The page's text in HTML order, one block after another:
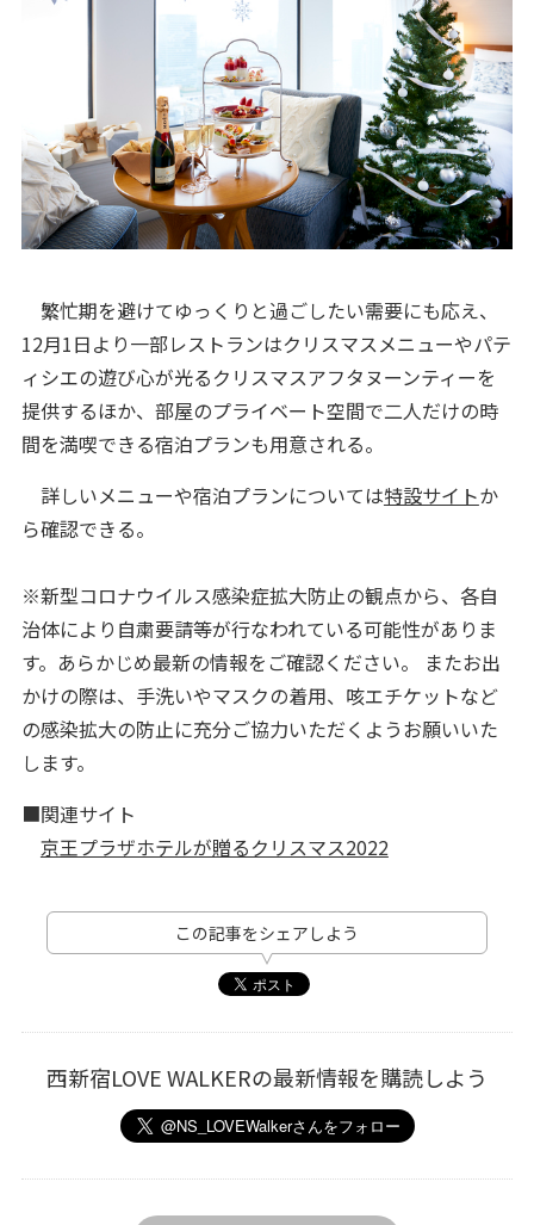
繁忙期を避けてゆっくりと過ごしたい需要にも応え、
12月1日より一部レストランはクリスマスメニューやパテ
ィシエの遊び心が光るクリスマスアフタヌーンティーを
提供するほか、部屋のプライベート空間で二人だけの時
間を満喫できる宿泊プランも用意される。
詳しいメニューや宿泊プランについては特設サイトか
ら確認できる。
※新型コロナウイルス感染症拡大防止の観点から、各自
治体により自粛要請等が行なわれている可能性がありま
す。あらかじめ最新の情報をご確認ください。 またお出
かけの際は、手洗いやマスクの着用、咳エチケットなど
の感染拡大の防止に充分ご協力いただくようお願いいた
します。
■関連サイト
京王プラザホテルが贈るクリスマス2022
この記事をシェアしよう
西新宿LOVE WALKERの最新情報を購読しよう